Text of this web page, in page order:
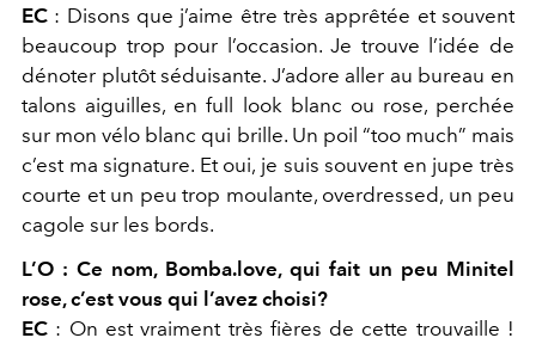
EC : Disons que j’aime être très apprêtée et souvent
beaucoup trop pour l’occasion. Je trouve l’idée de
dénoter plutôt séduisante. J’adore aller au bureau en
talons aiguilles, en full look blanc ou rose, perchée
sur mon vélo blanc qui brille. Un poil “too much” mais
c’est ma signature. Et oui, je suis souvent en jupe très
courte et un peu trop moulante, overdressed, un peu
cagole sur les bords.
L’O : Ce nom, Bomba.love, qui fait un peu Minitel
rose, c’est vous qui l’avez choisi?
EC : On est vraiment très fières de cette trouvaille !